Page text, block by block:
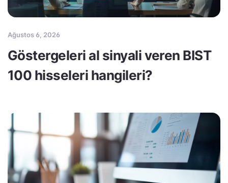
Ağustos 6, 2026
Göstergeleri al sinyali veren BIST
100 hisseleri hangileri?